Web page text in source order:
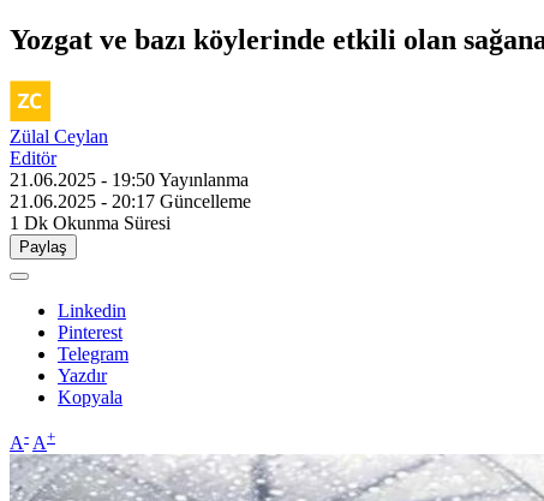
Yozgat ve bazı köylerinde etkili olan
Zülal Ceylan
Editör
21.06.2025 - 19:50Yayınlanma
21.06.2025 - 20:17 Güncelleme
1 Dk Okunma Süresi
Paylaş
Linkedin
Pinterest
Telegram
Yazdır
Kopyala
A- A+